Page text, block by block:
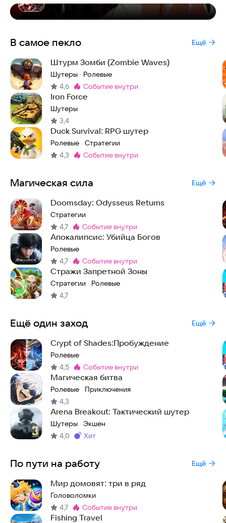
В самое пекло Ещё
Штурм Зомби (Zombie Waves)
Шутеры · Ролевые
4,6 Метка:
событие внутри
Iron Force
Шутеры
3,4
Duck Survival: RPG шутер
Ролевые · Стратегии
4,3
Метка:
событие внутри
Магическая сила Ещё
Doomsday: Odysseus Returns
Стратегии
4,7 Метка:
событие внутри
Апокалипсис: Убийца Богов
Ролевые
4,7 Метка:
событие внутри
Стражи Запретной Зоны
Стратегии · Ролевые
4,7
Ещё один заход Ещё
Crypt of Shades:Пробуждение
Ролевые
4,5 Метка:
событие внутри
Магическая битва
Ролевые · Приключения
4,3
Arena Breakout: Тактический шутер
Шутеры · Экшен
4,0 Метка
хит
По пути на работу Ещё
Мир домовят: три в ряд
Головоломки
4,7 Метка:
событие внутри
Fishing Travel